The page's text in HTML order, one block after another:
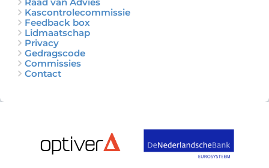
Kascontrolecommissie
Feedback box
Lidmaatschap
Privacy
Gedragscode
Commissies
Contact